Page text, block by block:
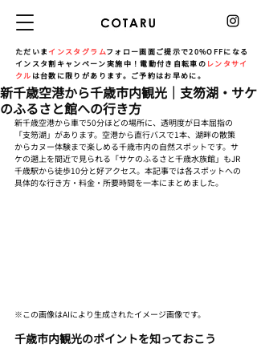
ただいま インスタグラムフォロー画面ご提示で20%OFFになる
インスタ割キャンペーン実施中！電動付き自転車の レンタサイ
クル は台数に限りがあります。ご予約はお早めに。
新千歳空港から千歳市内観光｜支笏湖・サケ
のふるさと館への行き方
新千歳空港から車で50分ほどの場所に、透明度が日本屈指の
「支笏湖」があります。空港から直行バスで1本、湖畔の散策
からカヌー体験まで楽しめる千歳市内の自然スポットです。サ
ケの遡上を間近で見られる「サケのふるさと千歳水族館」もJR
千歳駅から徒歩10分と好アクセス。本記事では各スポットへの
具体的な行き方・料金・所要時間を一本にまとめました。
※この画像はAIにより生成されたイメージ画像です。
千歳市内観光のポイントを知っておこう